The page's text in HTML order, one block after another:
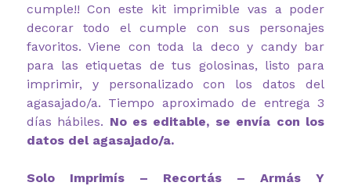
cumple!! Con este kit imprimible vas a poder
decorar todo el cumple con sus personajes
favoritos. Viene con toda la deco y candy bar
para las etiquetas de tus golosinas, listo para
imprimir, y personalizado con los datos del
agasajado/a. Tiempo aproximado de entrega 3
días hábiles. No es editable, se envía con los
datos del agasajado/a.
Solo Imprimís – Recortás – Armás Y